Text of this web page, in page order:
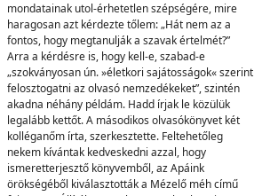
mondatainak utol-érhetetlen szépségére, mire
haragosan azt kérdezte tőlem: „Hát nem az a
fontos, hogy megtanulják a szavak értelmét?”
Arra a kérdésre is, hogy kell-e, szabad-e
„szokványosan ún. »életkori sajátosságok« szerint
felosztogatni az olvasó nemzedékeket”, szintén
akadna néhány példám. Hadd írjak le közülük
legalább kettőt. A másodikos olvasókönyvet két
kolléganőm írta, szerkesztette. Feltehetőleg
nekem kívántak kedveskedni azzal, hogy
ismeretterjesztő könyvemből, az Apáink
örökségéből kiválasztották a Mézelő méh című